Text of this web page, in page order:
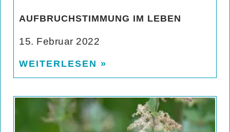
AUFBRUCHSTIMMUNG IM LEBEN
15. Februar 2022
WEITERLESEN »